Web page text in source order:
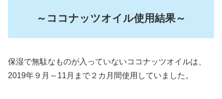
～ココナッツオイル使用結果～
保湿で無駄なものが入っていないココナッツオイルは、
2019年９月～11月まで２カ月間使用していました。